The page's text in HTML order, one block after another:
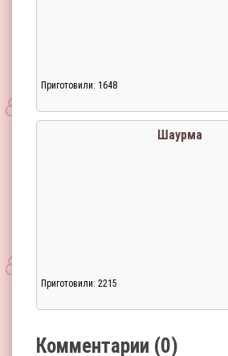
Приготовили: 1648
Шаурма
Приготовили: 2215
Комментарии (0)